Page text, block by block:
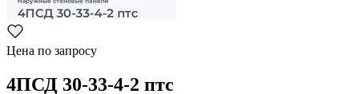
Цена по запросу
4ПСД 30-33-4-2 птс